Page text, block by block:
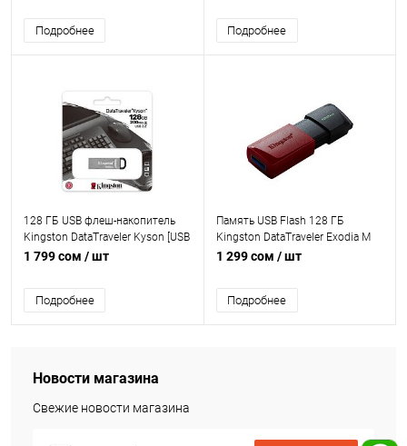
Подробнее Подробнее
128 ГБ USB флеш-накопитель
Kingston DataTraveler Kyson [USB
3.2 Gen 1, чтение — до 200 МБ/с,
металлический корпус]
1 799 сом / шт
Подробнее
Память USB Flash 128 ГБ
Kingston DataTraveler Exodia M
[DTXM/128GB] [USB 3.2
(слайдер), пластик]
1 299 сом / шт
Подробнее
Новости магазина
Свежие новости магазина